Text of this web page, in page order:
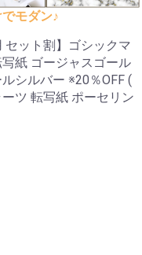
モダン♪
セット割】ゴシックマ
紙 ゴージャスゴール
ルシルバー ※20％OFF (
ツ 転写紙 ポーセリン